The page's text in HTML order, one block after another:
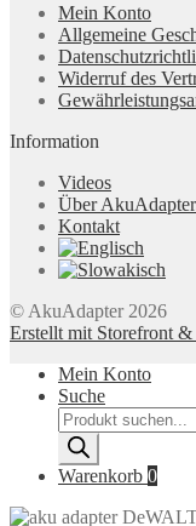
Mein Konto
Allgemeine
Widerruf des
Information
Videos
Über
Kontakt
© AkuAdapter 2026
Erstellt mit Storefront
Mein Konto
Suche
Products
search
Warenkorb 0